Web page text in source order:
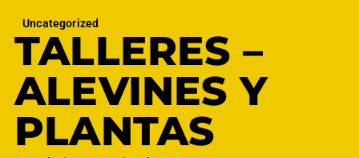
Uncategorized
TALLERES –
ALEVINES Y
PLANTAS